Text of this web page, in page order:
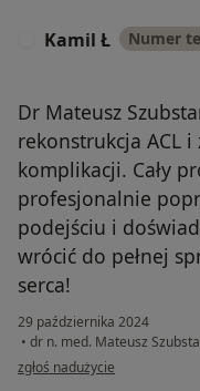
Kamil Ł Numer
Dr Mateusz
rekonstrukcja ACL i
komplikacji. Cały
profesjonalnie
podejściu i
wrócić do pełnej
serca!
29 października 2024
• dr n. med. Mateusz
w opinii użytkownika Kamil Ł
zgłoś nadużycie